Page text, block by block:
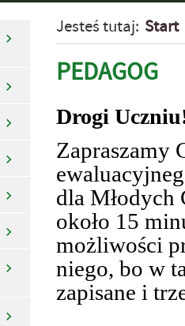
Jesteś tutaj: Start
PEDAGOG
Drogi
Zapraszamy
dla Młodych
około 15
możliwości
niego, bo w
zapisane i